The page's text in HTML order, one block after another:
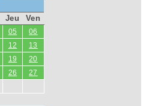
Jeu Ven
05
06
12
13
19
20
26
27